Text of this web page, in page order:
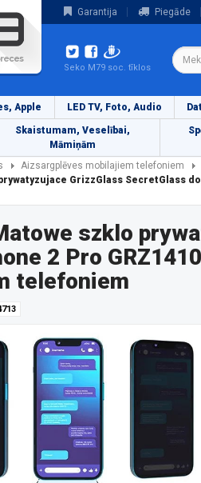
Garantija Piegāde
Seko M79 soc. tīklos
Apple LED TV, Foto, Audio
Skaistumam, Veselībai,
Māmiņām
Aizsargplēves mobilajiem telefoniem
GrizzGlass SecretGlass
szklo
2 Pro
telefoniem